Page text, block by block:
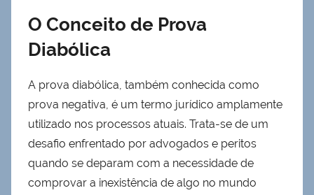
O Conceito de Prova
Diabólica
A prova diabólica, também conhecida como
prova negativa, é um termo jurídico amplamente
utilizado nos processos atuais. Trata-se de um
desafio enfrentado por advogados e peritos
quando se deparam com a necessidade de
comprovar a inexistência de algo no mundo